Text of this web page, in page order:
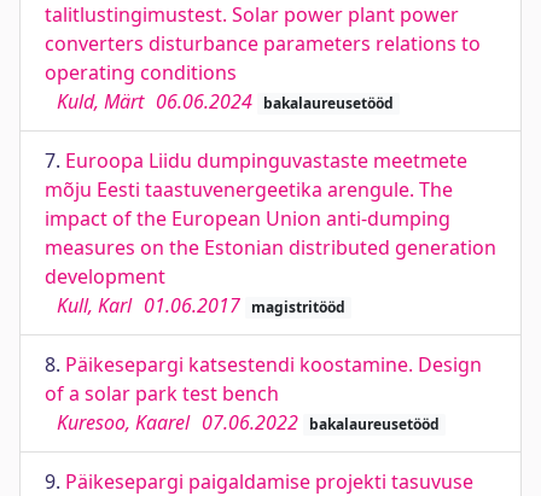
talitlustingimustest. Solar power plant power
converters disturbance parameters relations to
operating conditions
Kuld, Märt 06.06.2024 bakalaureusetööd
7. Euroopa Liidu dumpinguvastaste meetmete
mõju Eesti taastuvenergeetika arengule. The
impact of the European Union anti-dumping
measures on the Estonian distributed generation
development
Kull, Karl 01.06.2017 magistritööd
8. Päikesepargi katsestendi koostamine. Design
of a solar park test bench
Kuresoo, Kaarel 07.06.2022 bakalaureusetööd
9. Päikesepargi paigaldamise projekti tasuvuse